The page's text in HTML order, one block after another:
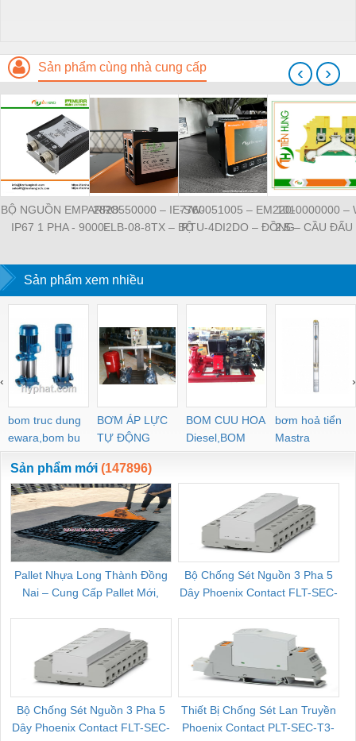
Sản phẩm cùng nhà cung cấp
BỘ NGUỒN EMPARRO
IP67 1 PHA - 9000-
EMPARRO IP67
POWER SUPPLY 1-
PHASE
2828550000 – IE-SW-
ELB-08-8TX – BỘ
RJ45 – WEIDMULLER
7760051005 – EM220-
RTU-4DI2DO – ĐỒNG
ĐO ĐIỆN ÁP –
1010000000 –
2.5 – CẦU ĐẤU
‹ ›
Sản phẩm xem nhiều
bom truc dung
ewara,bom bu
ewara
BƠM ÁP LỰC
TỰ ĐỘNG
BOM CUU HOA
Diesel,BOM
CHUA CHAY
bơm hoả tiển
Mastra
‹ ›
Sản phẩm mới (147896)
Pallet Nhựa Long Thành Đồng
Nai – Cung Cấp Pallet Mới,
Bộ Chống Sét Nguồn 3 Pha 5
Dây Phoenix Contact FLT-SEC-
Bộ Chống Sét Nguồn 3 Pha 5
Dây Phoenix Contact FLT-SEC-
Thiết Bị Chống Sét Lan Truyền
Phoenix Contact PLT-SEC-T3-